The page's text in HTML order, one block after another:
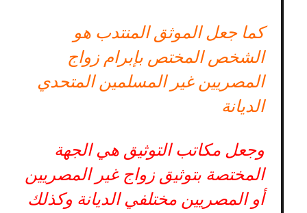
كما جعل الموثق المنتدب هو
الشخص المختص بإبرام زواج
المصريين غير المسلمين المتحدي
الديانة
وجعل مكاتب التوثيق هي الجهة
المختصة بتوثيق زواج غير المصريين
أو المصريين مختلفي الديانة وكذلك